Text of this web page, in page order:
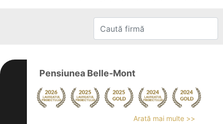
Pensiunea Belle-Mont
Arată mai multe >>